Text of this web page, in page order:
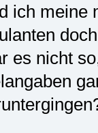
ich meine
es nicht